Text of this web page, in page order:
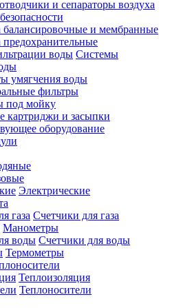
и сепараторы воздуха
балансировочные и мембранные
Системы
умягчения воды
фильтры
под мойку
картриджи и засыпки
оборудование
Электрические
Счетчики для газа
Манометры
Счетчики для воды
Термометры
Теплоизоляция
Теплоносители